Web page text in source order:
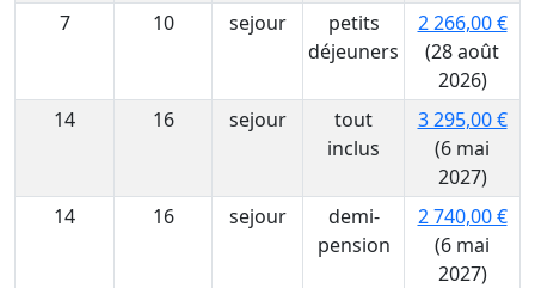
7
10 sejour
petits
déjeuners
2 266,00 €
(28 août
2026)
14
16 sejour
tout
inclus
3 295,00 €
(6 mai
2027)
14
16 sejour
demi-
pension
2 740,00 €
(6 mai
2027)